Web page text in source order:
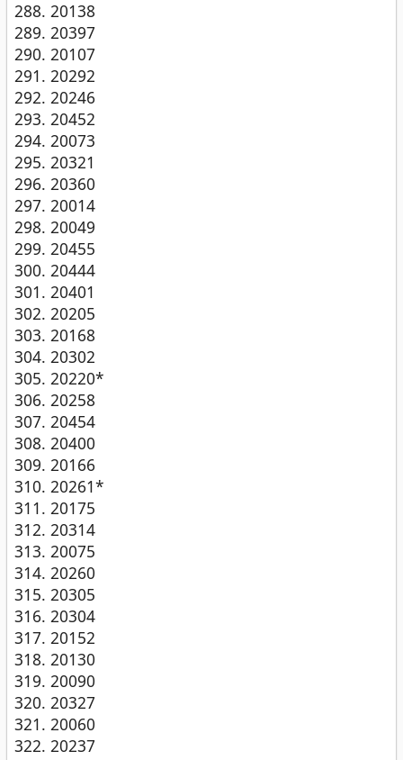
20138
20397
20107
20292
20246
20452
20073
20321
20360
20014
20049
20455
20444
20401
20205
20168
20302
20220*
20258
20454
20400
20166
20261*
20175
20314
20075
20260
20305
20304
20152
20130
20090
20327
20060
20237